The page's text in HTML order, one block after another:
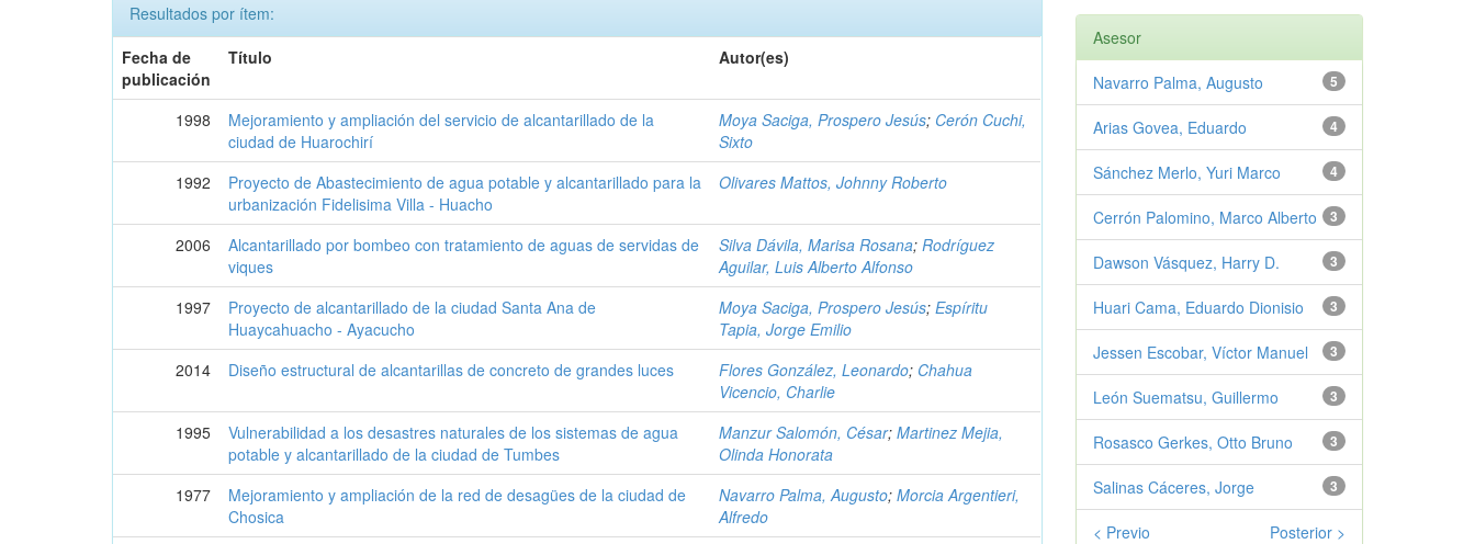
Resultados por ítem:
Fecha de
publicación
Título Autor(es)
1998
Mejoramiento y ampliación del servicio de alcantarillado de la
ciudad de Huarochirí
Moya Saciga, Prospero Jesús; Cerón Cuchi,
Sixto
1992
Proyecto de Abastecimiento de agua potable y alcantarillado para la
urbanización Fidelisima Villa - Huacho
Olivares Mattos, Johnny Roberto
2006
Alcantarillado por bombeo con tratamiento de aguas de servidas de
viques
Silva Dávila, Marisa Rosana; Rodríguez
Aguilar, Luis Alberto Alfonso
1997
Proyecto de alcantarillado de la ciudad Santa Ana de
Huaycahuacho - Ayacucho
Moya Saciga, Prospero Jesús;Espíritu
Tapia, Jorge Emilio
2014
Diseño estructural de alcantarillas de concreto de grandes luces Flores González, Leonardo; Chahua
Vicencio, Charlie
1995
Vulnerabilidad a los desastres naturales de los sistemas de agua
potable y alcantarillado de la ciudad de Tumbes
Manzur Salomón, César;Martinez Mejia,
Olinda Honorata
1977
Mejoramiento y ampliación de la red de desagües de la ciudad de
Chosica
Navarro Palma, Augusto;Morcia Argentieri,
Alfredo
Asesor
5
Navarro Palma, Augusto
4
Arias Govea, Eduardo
4
Sánchez Merlo, Yuri Marco
3
Cerrón Palomino, Marco Alberto
3
Dawson Vásquez, Harry D.
3
Huari Cama, Eduardo Dionisio
3
Jessen Escobar, Víctor Manuel
3
León Suematsu, Guillermo
3
Rosasco Gerkes, Otto Bruno
3
Salinas Cáceres, Jorge
< Previo Posterior >